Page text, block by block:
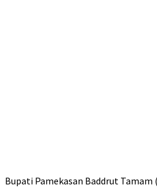
Bupati Pamekasan Baddrut